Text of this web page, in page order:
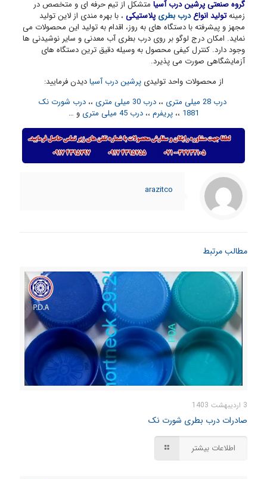
گروه صنعتی پرشین درب آسیا متشکل از تیم حرفه ای و متخصص در
زمینهتولید انواعدرب بطری پلاستیکی، با بهره مندی از لاین تولید
مجهز و پیشرفته با دستگاه های به روز، اقدام به تولید این محصولات می
نماید. امکان درج لوگو بر روی درب بطری آب معدنی و سایر نوشیدنی ها
وجود دارد. کنترل کیفی محصول به وسیله دقیق ترین دستگاه های
آزمایشگاهی صورت می پذیرد.
از محصولات واحد تولیدیپرشین درب آسیادیدن فرمایید:
درب 28 میلی متری
،،درب 30 میلی متری ،،درب شورت نک
1881 ،،پریفرم ،،درب 45 میلی متری و …
arazitco
مطالب مرتبط
3 اردیبهشت 1403
صادرات درب بطری شورت نک
اطلاعات بیشتر